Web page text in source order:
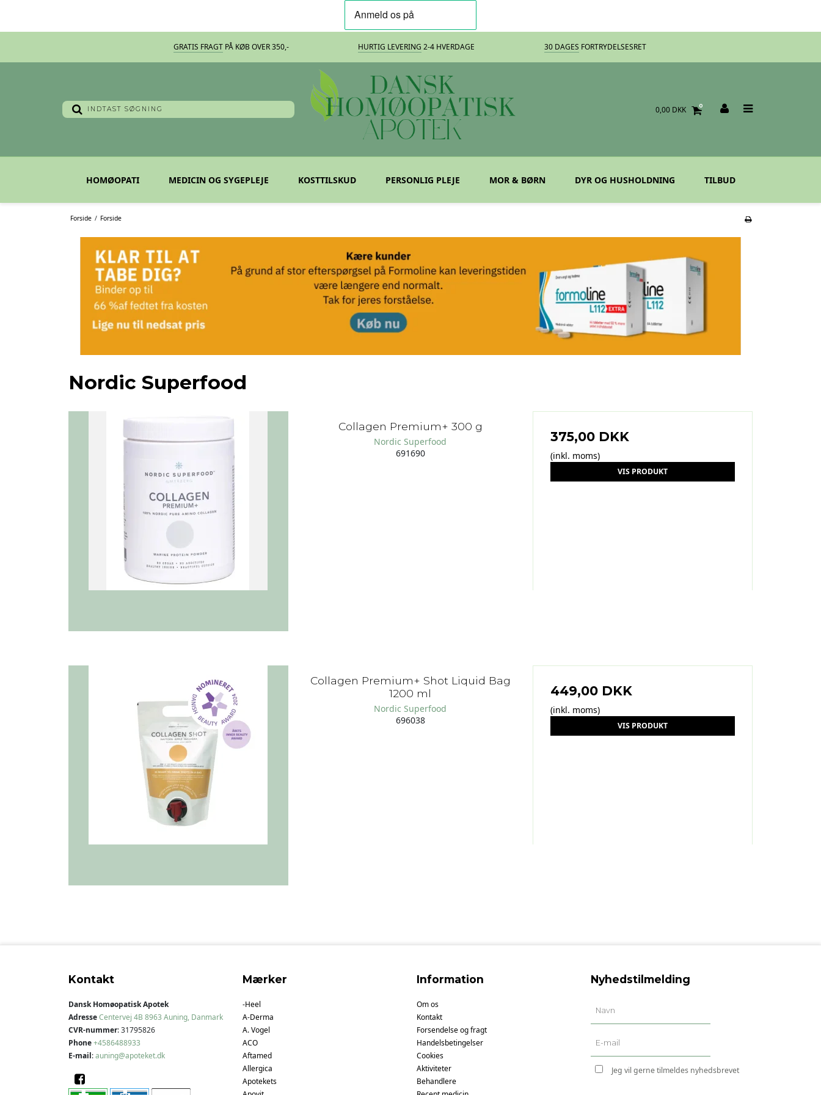
GRATIS FRAGTPÅ KØB OVER 350,- HURTIG LEVERING 2-4 HVERDAGE 30 DAGES FORTRYDELSESRET
0,00 DKK 0
HOMØOPATI MEDICIN OG SYGEPLEJE KOSTTILSKUD PERSONLIG PLEJE MOR & BØRN DYR OG HUSHOLDNING TILBUD
Forside / Forside
Nordic Superfood
Collagen Premium+ 300 g
Nordic Superfood
691690
375,00 DKK
(inkl. moms)
VIS PRODUKT
Collagen Premium+ Shot Liquid Bag
1200 ml
Nordic Superfood
696038
449,00 DKK
(inkl. moms)
VIS PRODUKT
Kontakt
Dansk Homøopatisk Apotek
AdresseCentervej 4B 8963 Auning, Danmark
CVR-nummer:31795826
Phone+4586488933
E-mail:auning@apoteket.dk
Mærker
-Heel
A-Derma
A. Vogel
ACO
Aftamed
Allergica
Apotekets
Information
Om os
Kontakt
Forsendelse og fragt
Handelsbetingelser
Cookies
Aktiviteter
Behandlere
Nyhedstilmelding
Jeg vil gerne tilmeldes nyhedsbrevet